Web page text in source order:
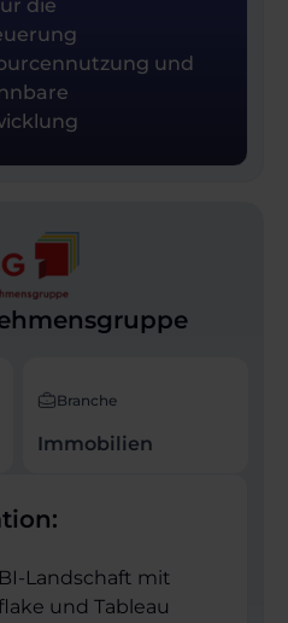
die
und
Branche
Immobilien
Landschaft mit
und Tableau